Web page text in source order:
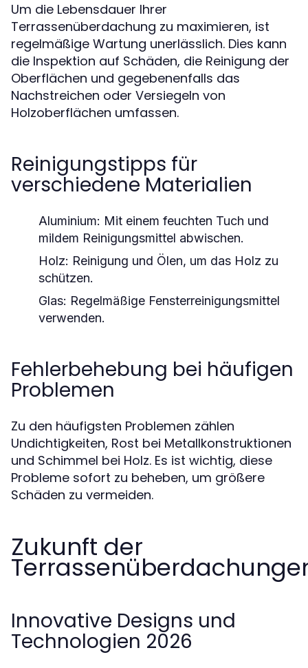
Um die Lebensdauer Ihrer
Terrassenüberdachung zu maximieren, ist
regelmäßige Wartung unerlässlich. Dies kann
die Inspektion auf Schäden, die Reinigung der
Oberflächen und gegebenenfalls das
Nachstreichen oder Versiegeln von
Holzoberflächen umfassen.
Reinigungstipps für
verschiedene Materialien
Aluminium: Mit einem feuchten Tuch und
mildem Reinigungsmittel abwischen.
Holz: Reinigung und Ölen, um das Holz zu
schützen.
Glas: Regelmäßige Fensterreinigungsmittel
verwenden.
Fehlerbehebung bei häufigen
Problemen
Zu den häufigsten Problemen zählen
Undichtigkeiten, Rost bei Metallkonstruktionen
und Schimmel bei Holz. Es ist wichtig, diese
Probleme sofort zu beheben, um größere
Schäden zu vermeiden.
Zukunft der
Innovative Designs und
Technologien 2026